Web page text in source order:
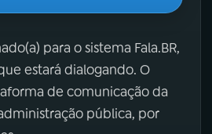
para o sistema Fala.BR,
estará dialogando. O
de comunicação da
pública, por